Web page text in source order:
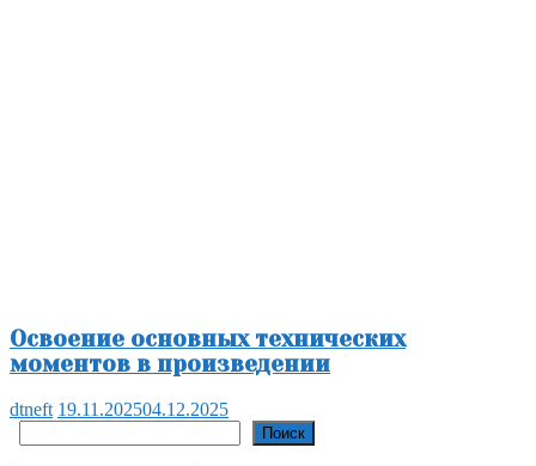
Освоение основных технических
моментов в произведении
dtneft 19.11.202504.12.2025
Поиск